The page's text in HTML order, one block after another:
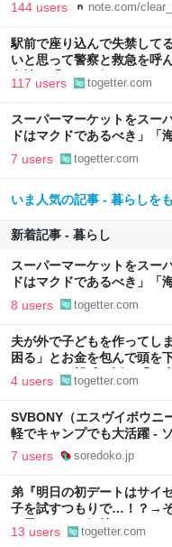
144 users note.com/
駅前で座り込んで失禁して
いと思って警察と救急を呼
女性に「あなた何してるん
117 users togetter.com
スーパーマーケットをスー
ドはマクドであるべき」「
7 users togetter.com
いま人気の記事 - 暮らしを
新着記事 - 暮らし
スーパーマーケットをスー
ドはマクドであるべき」「
8 users togetter.com
夫が外で子どもを作ってし
困る」とお金を包んで頭を
じなかった親戚の話→「一
4 users togetter.com
SVBONY（エスヴイボウニ
軽でキャンプでも大活躍 -
7 users soredoko.jp
弟『明日の初デートはサイ
子を試すつもりで…！？→
の思いやりの気持ち」
13 users togetter.com